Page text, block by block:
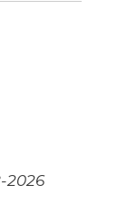
2026